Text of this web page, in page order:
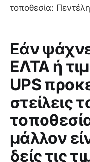
τοποθεσία:
Εάν
ΕΛΤΑ ή
UPS
στείλεις
μάλλον
δείς τις